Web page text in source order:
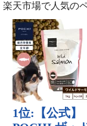
楽天市場で人気の